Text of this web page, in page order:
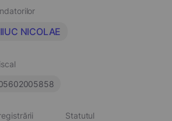
NICOLAE
Statutul